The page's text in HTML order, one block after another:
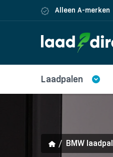
Alleen A-merken
Laadpalen
BMW